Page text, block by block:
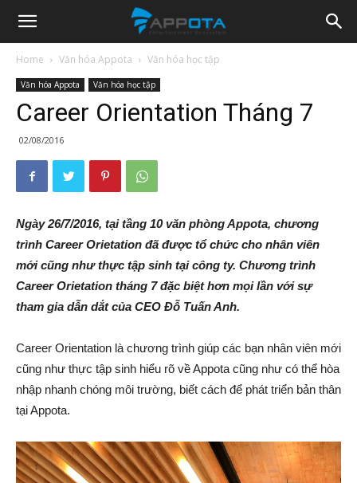
Appota
News
Home Văn hóa Appota Văn hóa học tập
Văn hóa Appota Văn hóa học tập
Career Orientation Tháng 7
02/08/2016
Ngày 26/7/2016, tại tầng 10 văn phòng Appota, chương
trình Career Orietation đã được tổ chức cho nhân viên
mới cũng như thực tập sinh tại công ty. Chương trình
Career Orietation tháng 7 đặc biệt hơn mọi lần với sự
tham gia dẫn dắt của CEO Đỗ Tuấn Anh.
Career Orientation là chương trình giúp các bạn nhân viên mới
cũng như thực tập sinh hiểu rõ về Appota cũng như có thể hòa
nhập nhanh chóng môi trường, biết cách để phát triển bản thân
tại Appota.